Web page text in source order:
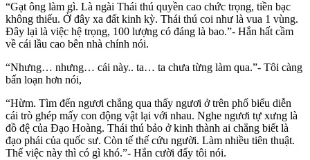
“Gạt ông làm gì. Là ngài Thái thú quyền cao chức trọng, tiền bạc
không thiếu. Ở đây xa đất kinh kỳ. Thái thú coi như là vua 1 vùng.
Đây lại là việc hệ trọng, 100 lượng có đáng là bao.”- Hắn hất cầm
về cái lầu cao bên nhà chính nói.
“Nhưng… nhưng… cái này.. ta… ta chưa từng làm qua.”- Tôi càng
bấn loạn hơn nói,
“Hừm. Tìm đến ngươi chẳng qua thấy ngươi ở trên phố biểu diễn
cái trò ghép mấy con động vật lại với nhau. Nghe ngươi tự xưng là
đồ đệ của Đạo Hoàng. Thái thú bảo ở kinh thành ai chẳng biết là
đạo phái của quốc sư. Còn tế thế cứu người. Làm nhiều tiên thuật.
Thế việc này thì có gì khó.”- Hắn cười đẩy tôi nói.